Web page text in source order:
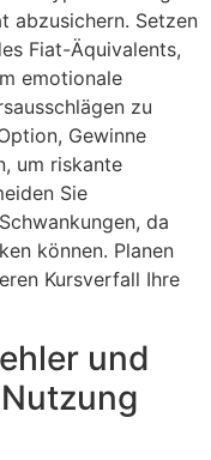
abzusichern. Setzen
Fiat-Äquivalents,
emotionale
zu
Gewinne
um riskante
Sie
da
können. Planen
Kursverfall Ihre
und